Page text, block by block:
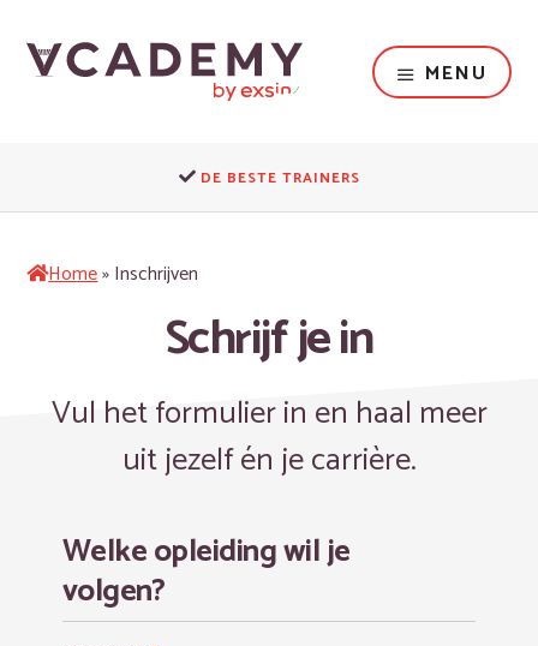
naar
het
domein
MENU
DE BESTE TRAINERS
Home»Inschrijven
Schrijf je in
Vul het formulier in en haal meer
uit jezelf én je carrière.
Welke opleiding wil je
volgen?